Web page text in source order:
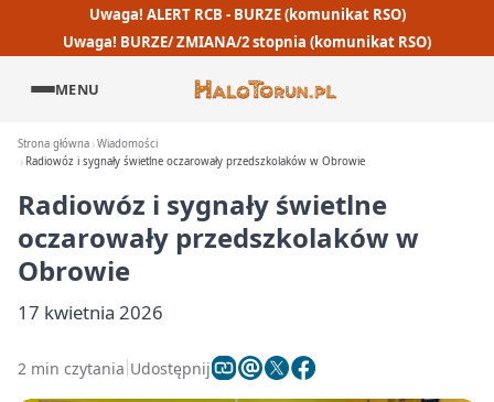
Uwaga! ALERT RCB - BURZE (komunikat RSO)
Uwaga! BURZE/ ZMIANA/2 stopnia (komunikat RSO)
MENU
Strona główna Wiadomości
Radiowóz i sygnały świetlne oczarowały przedszkolaków w Obrowie
Radiowóz i sygnały świetlne
oczarowały przedszkolaków w
Obrowie
17 kwietnia 2026
2 min czytania Udostępnij